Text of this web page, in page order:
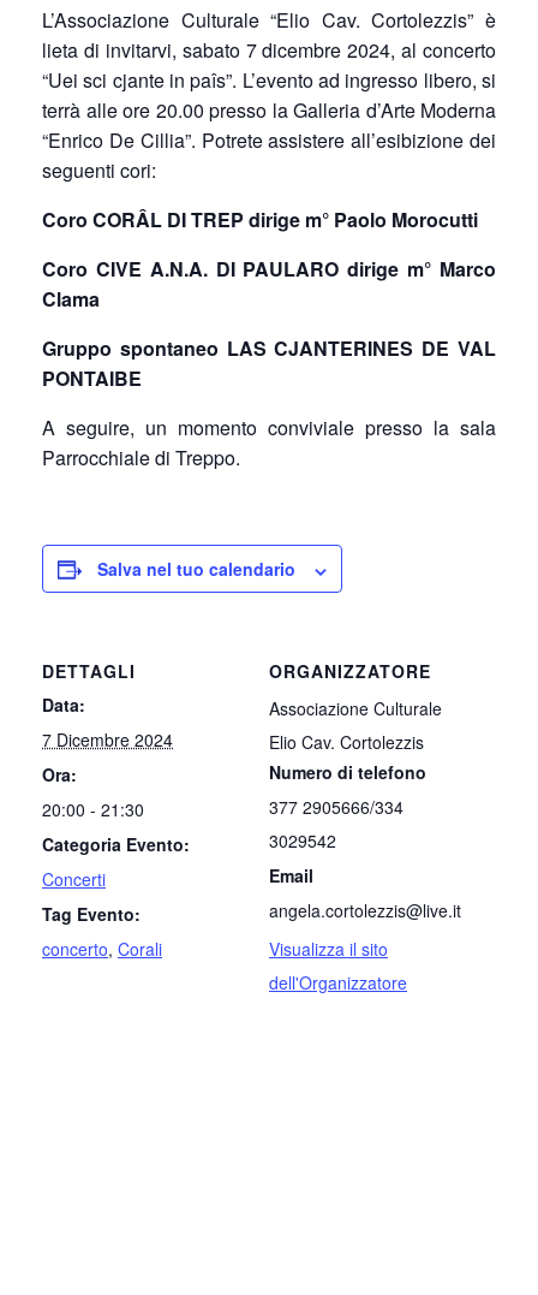
L’Associazione Culturale “Elio Cav. Cortolezzis” è
lieta di invitarvi, sabato 7 dicembre 2024, al concerto
“Uei sci cjante in paîs”. L’evento ad ingresso libero, si
terrà alle ore 20.00 presso la Galleria d’Arte Moderna
“Enrico De Cillia”. Potrete assistere all’esibizione dei
seguenti cori:
Coro CORÂL DI TREP dirige m° Paolo Morocutti
Coro CIVE A.N.A. DI PAULARO dirige m° Marco
Clama
Gruppo spontaneo LAS CJANTERINES DE VAL
PONTAIBE
A seguire, un momento conviviale presso la sala
Parrocchiale di Treppo.
Salva nel tuo calendario
DETTAGLI
Data:
7 Dicembre 2024
Ora:
20:00 - 21:30
Categoria Evento:
Concerti
Tag Evento:
concerto, Corali
ORGANIZZATORE
Associazione Culturale
Elio Cav. Cortolezzis
Numero di telefono
377 2905666/334
3029542
Email
angela.cortolezzis@live.it
Visualizza il sito
dell'Organizzatore